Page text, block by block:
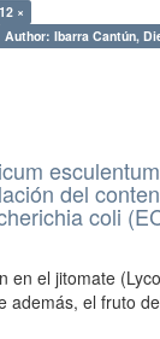
×
Author: Ibarra Cantún,
del
coli
en el jitomate
además, el fruto